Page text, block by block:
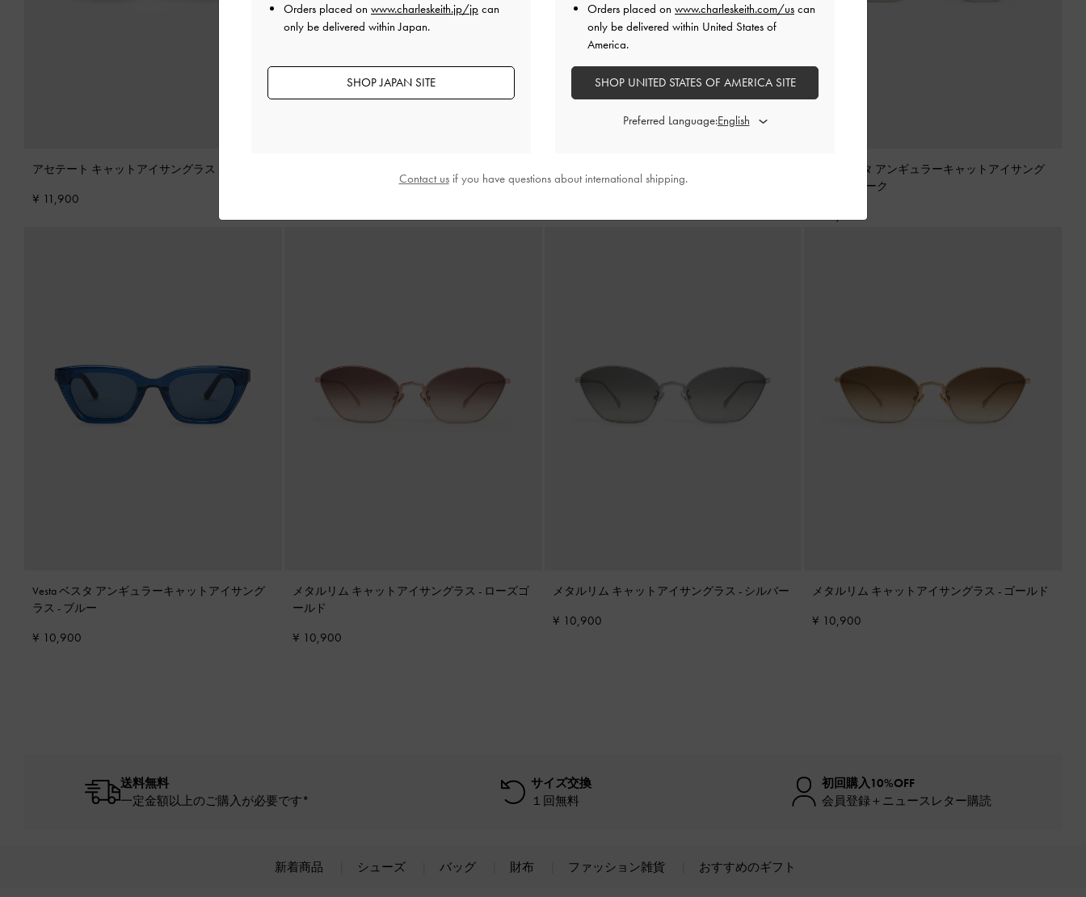
アセテート キャットアイサングラス
¥ 11,900
Vesta ベスタ アンギュラーキャットアイサング
チョーク
Vesta ベスタ アンギュラーキャットアイサング
ラス - ブルー
¥ 10,900
メタルリム キャットアイサングラス - ローズゴ
ールド
¥ 10,900
メタルリム キャットアイサングラス - シルバー
¥ 10,900
メタルリム キャットアイサングラス - ゴールド
¥ 10,900
送料無料
一定金額以上のご購入が必要です*
サイズ交換
１回無料
初回購入10%OFF
会員登録＋ニュースレター購読
新着商品 シューズ バッグ 財布 ファッション雑貨 おすすめのギフト
Orders placed on www.charleskeith.jp/jp can
only be delivered within Japan.
SHOP JAPAN SITE
Orders placed on www.charleskeith.com/us can
only be delivered within United States of
America.
SHOP UNITED STATES OF AMERICA SITE
Preferred Language:
Contact usif you have questions about international shipping.